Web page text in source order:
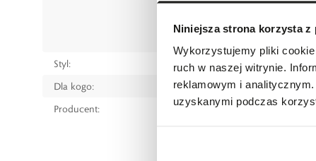
Niniejsza strona korzysta z
Wykorzystujemy pliki
ruch w naszej witrynie.
reklamowym i
uzyskanymi podczas
Pierścień obrotowy/dla
Rezerwa chodu
Styl:
Sportowy
Dla kogo:
Dla każdego
Producent:
Certina SA